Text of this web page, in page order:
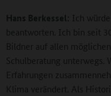
Hans Berkessel: Ich
beantworten. Ich bin seit
Bildner auf allen
Schulberatung unterwegs.
Erfahrungen
Klima verändert. Als